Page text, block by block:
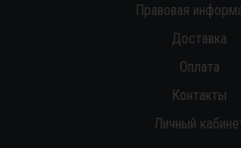
Правовая
Доставка
Оплата
Контакты
Личный